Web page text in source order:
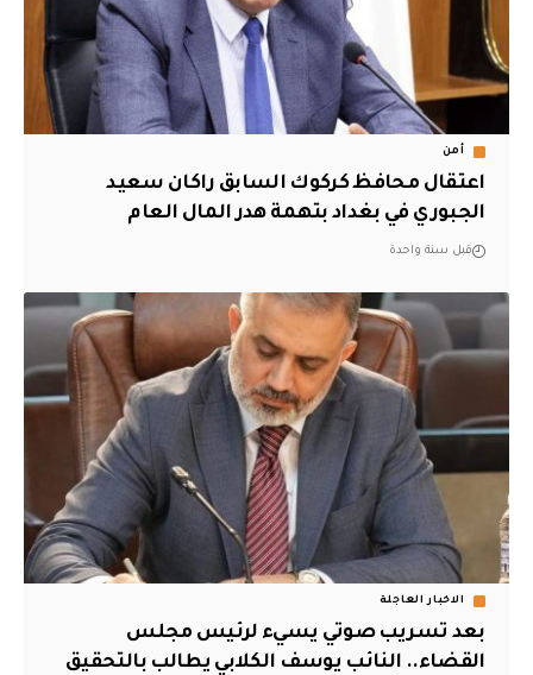
أمن
اعتقال محافظ كركوك السابق راكان سعيد
الجبوري في بغداد بتهمة هدر المال العام
قبل سنة واحدة
الاخبار العاجلة
بعد تسريب صوتي يسيء لرئيس مجلس
القضاء.. النائب يوسف الكلابي يطالب بالتحقيق